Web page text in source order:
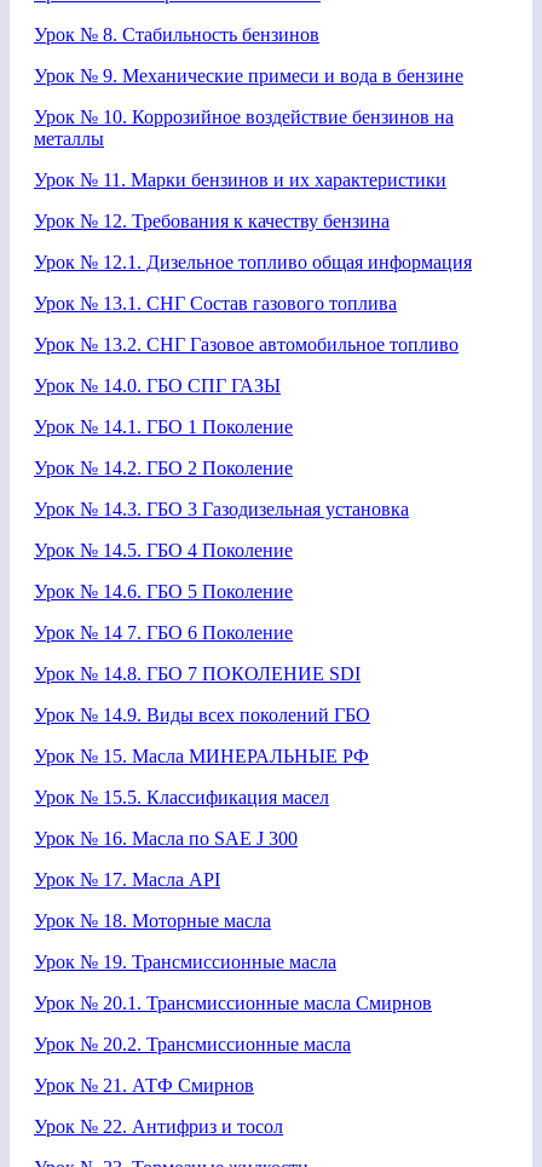
Урок № 8. Стабильность бензинов
Урок № 9. Механические примеси и вода в бензине
Урок № 10. Коррозийное воздействие бензинов на
металлы
Урок № 11. Марки бензинов и их характеристики
Урок № 12. Требования к качеству бензина
Урок № 12.1. Дизельное топливо общая информация
Урок № 13.1. СНГ Состав газового топлива
Урок № 13.2. СНГ Газовое автомобильное топливо
Урок № 14.0. ГБО СПГ ГАЗЫ
Урок № 14.1. ГБО 1 Поколение
Урок № 14.2. ГБО 2 Поколение
Урок № 14.3. ГБО 3 Газодизельная установка
Урок № 14.5. ГБО 4 Поколение
Урок № 14.6. ГБО 5 Поколение
Урок № 14 7. ГБО 6 Поколение
Урок № 14.8. ГБО 7 ПОКОЛЕНИЕ SDI
Урок № 14.9. Виды всех поколений ГБО
Урок № 15. Масла МИНЕРАЛЬНЫЕ РФ
Урок № 15.5. Классификация масел
Урок № 16. Масла по SAE J 300
Урок № 17. Масла API
Урок № 18. Моторные масла
Урок № 19. Трансмиссионные масла
Урок № 20.1. Трансмиссионные масла Смирнов
Урок № 20.2. Трансмиссионные масла
Урок № 21. АТФ Смирнов
Урок № 22. Антифриз и тосол